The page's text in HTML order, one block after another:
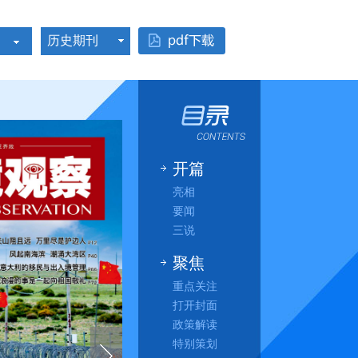
历史期刊
开篇
亮相
要闻
三说
聚焦
重点关注
打开封面
政策解读
特别策划